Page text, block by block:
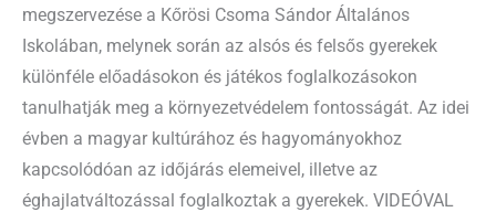
megszervezése a Kőrösi Csoma Sándor Általános
Iskolában, melynek során az alsós és felsős gyerekek
különféle előadásokon és játékos foglalkozásokon
tanulhatják meg a környezetvédelem fontosságát. Az idei
évben a magyar kultúrához és hagyományokhoz
kapcsolódóan az időjárás elemeivel, illetve az
éghajlatváltozással foglalkoztak a gyerekek. VIDEÓVAL